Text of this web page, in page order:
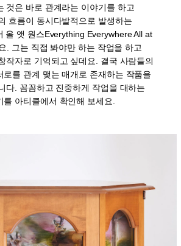
것은 바로 관계라는 이야기를 하고
흐름이 동시다발적으로 발생하는
올 앳 원스Everything Everywhere All at
. 그는 직접 봐야만 하는 작업을 하고
작자로 기억되고 싶데요. 결국 사람들의
로를 관계 맺는 매개로 존재하는 작품을
다. 꼼꼼하고 진중하게 작업을 대하는
를 아티클에서 확인해 보세요.